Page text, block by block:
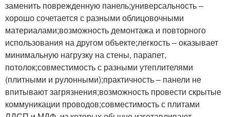
заменить поврежденную панель;универсальность –
хорошо сочетается с разными облицовочными
материалами;возможность демонтажа и повторного
использования на другом объекте;легкость – оказывает
минимальную нагрузку на стены, парапет,
потолок;совместимость с разными утеплителями
(плитными и рулонными);практичность – панели не
впитывают загрязнения;возможность провести скрытые
коммуникации проводов;совместимость с плитами